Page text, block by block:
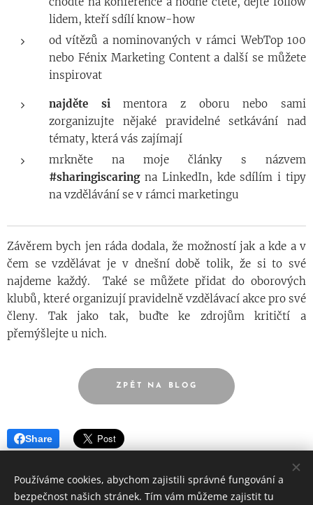
lidem, kteří sdílí know-how
od vítězů a nominovaných v rámci WebTop 100
nebo Fénix Marketing Content a další se můžete
inspirovat
najděte si mentora z oboru nebo sami
zorganizujte nějaké pravidelné setkávání nad
tématy, která vás zajímají
mrkněte na moje články s názvem
#sharingiscaringna LinkedIn, kde sdílím i tipy
na vzdělávání se v rámci marketingu
Závěrem bych jen ráda dodala, že možností jak a kde a v
čem se vzdělávat je v dnešní době tolik, že si to své
najdeme každý. Také se můžete přidat do oborových
klubů, které organizují pravidelně vzdělávací akce pro své
členy. Tak jako tak, buďte ke zdrojům kritičtí a
přemýšlejte u nich.
ZPĚT NA BLOG
Share
Používáme cookies, abychom zajistili správné fungování a
bezpečnost našich stránek. Tím vám můžeme zajistit tu